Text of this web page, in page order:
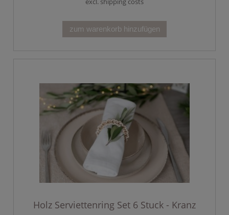
zum warenkorb hinzufügen
Holz Serviettenring Set 6 Stuck - Kranz